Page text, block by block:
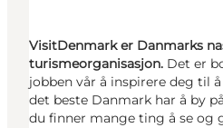
VisitDenmark er Danmarks
turismeorganisasjon. Det er
jobben vår å inspirere deg til
det beste Danmark har å by
du finner mange ting å se og